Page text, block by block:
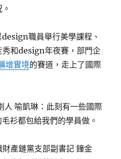
design職員舉行美學課程、
秀和design年夜賽，部門企
增實境的賽道，走上了國際
人 喻凱琳：此刻有一些國際
衫都包給我們的學員做。
產鏈黨支部副書記 鐘金